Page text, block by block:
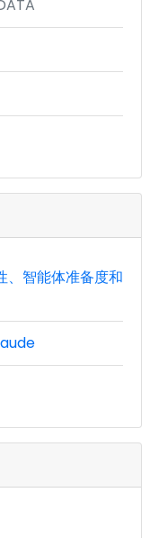
、智能体准备度和